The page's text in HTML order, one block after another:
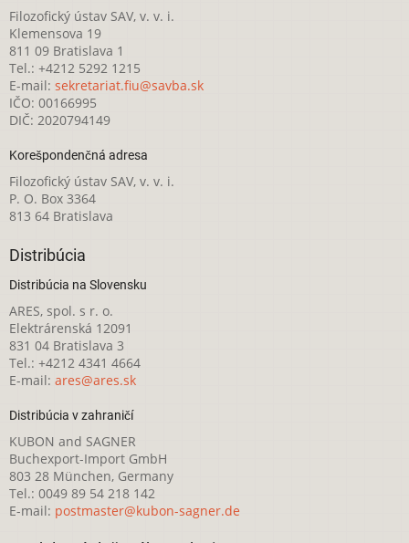
Filozofický ústav SAV, v. v. i.
Klemensova 19
811 09 Bratislava 1
Tel.: +4212 5292 1215
E-mail: sekretariat.fiu@savba.sk
IČO: 00166995
DIČ: 2020794149
Korešpondenčná adresa
Filozofický ústav SAV, v. v. i.
P. O. Box 3364
813 64 Bratislava
Distribúcia
Distribúcia na Slovensku
ARES, spol. s r. o.
Elektrárenská 12091
831 04 Bratislava 3
Tel.: +4212 4341 4664
E-mail: ares@ares.sk
Distribúcia v zahraničí
KUBON and SAGNER
Buchexport-Import GmbH
803 28 München, Germany
Tel.: 0049 89 54 218 142
E-mail: postmaster@kubon-sagner.de